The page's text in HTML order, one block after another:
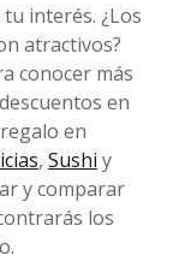
interés. ¿Los
atractivos?
conocer más
en
en
, Sushi y
y comparar
los